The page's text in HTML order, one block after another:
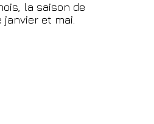
la saison de
et mai.